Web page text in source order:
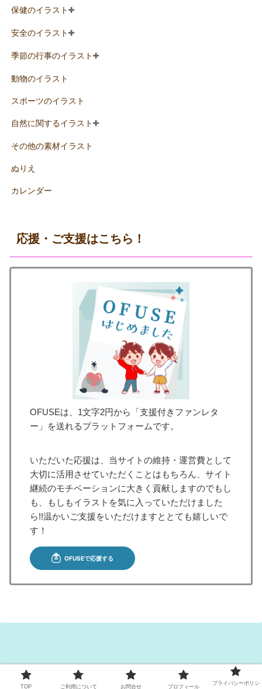
保健のイラスト
安全のイラスト
季節の行事のイラスト
動物のイラスト
スポーツのイラスト
自然に関するイラスト
その他の素材イラスト
ぬりえ
カレンダー
応援・ご支援はこちら！
OFUSEは、1文字2円から「支援付きファンレタ
ー」を送れるプラットフォームです。
いただいた応援は、当サイトの維持・運営費として
大切に活用させていただくことはもちろん、サイト
継続のモチベーションに大きく貢献しますのでもし
も、もしもイラストを気に入っていただけました
ら!!温かいご支援をいただけますととても嬉しいで
す！
Copyright © 2022 イラぽん All Rights Reserved.
TOP ご利用について お問合せ プロフィール
プライバシーポリシ